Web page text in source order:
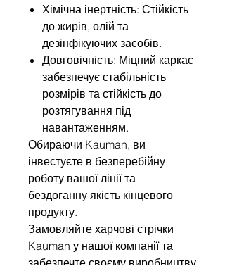
Хімічна інертність: Стійкість
до жирів, олій та
дезінфікуючих засобів.
Довговічність: Міцний каркас
забезпечує стабільність
розмірів та стійкість до
розтягування під
навантаженням.
Обираючи Kauman, ви
інвестуєте в безперебійну
роботу вашої лінії та
бездоганну якість кінцевого
продукту.
Замовляйте харчові стрічки
Kauman у нашої компанії та
забезпечте своєму виробництву